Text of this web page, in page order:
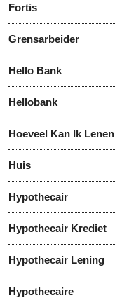
Fortis
Grensarbeider
Hello Bank
Hellobank
Hoeveel Kan Ik Lenen
Huis
Hypothecair
Hypothecair Krediet
Hypothecair Lening
Hypothecaire